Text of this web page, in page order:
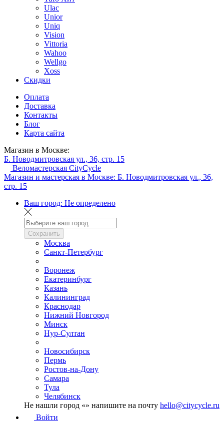
Ulac
Unior
Uniq
Vision
Vittoria
Wahoo
Wellgo
Xoss
Скидки
Оплата
Доставка
Контакты
Блог
Карта сайта
Магазин в Москве:
Б. Новодмитровская ул., 36, стр. 15
Веломастерская CityCycle
Магазин и мастерская в Москве: Б. Новодмитровская ул., 36,
стр. 15
Ваш город: Не определено
Сохранить
Москва
Санкт-Петербург
Воронеж
Екатеринбург
Казань
Калининград
Краснодар
Нижний Новгород
Минск
Нур-Султан
Новосибирск
Пермь
Ростов-на-Дону
Самара
Тула
Челябинск
Не нашли город «» напишите на почту hello@citycycle.ru
Войти